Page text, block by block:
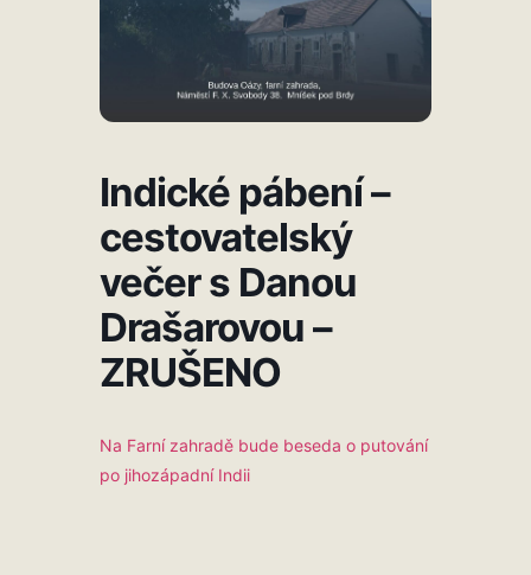
Indické pábení –
cestovatelský
večer s Danou
Drašarovou –
ZRUŠENO
Na Farní zahradě bude beseda o putování
po jihozápadní Indii